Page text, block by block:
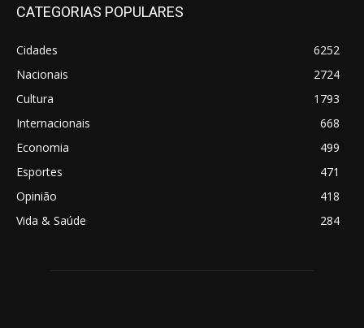
CATEGORIAS POPULARES
Cidades
6252
Nacionais
2724
Cultura
1793
Internacionais
668
Economia
499
Esportes
471
Opinião
418
Vida & Saúde
284